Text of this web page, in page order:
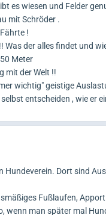
es wiesen und Felder
mit Schröder .
!
Was der alles findet und
Meter
mit der Welt !!
wichtig" geistige
entscheiden , wie er
Hundeverein. Dort sind
Fußlaufen,
wenn man später mal